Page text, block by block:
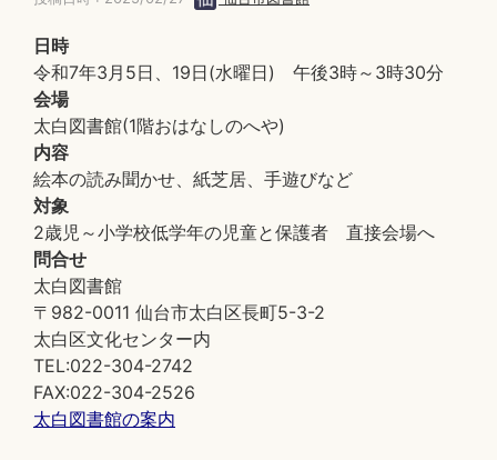
日時
令和7年3月5日、19日(水曜日) 午後3時～3時30分
会場
太白図書館(1階おはなしのへや)
内容
絵本の読み聞かせ、紙芝居、手遊びなど
対象
2歳児～小学校低学年の児童と保護者 直接会場へ
問合せ
太白図書館
〒982-0011 仙台市太白区長町5-3-2
太白区文化センター内
TEL:022-304-2742
FAX:022-304-2526
太白図書館の案内